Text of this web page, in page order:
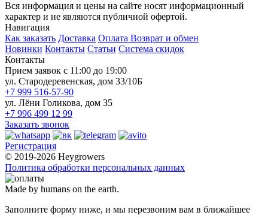
Вся информация и цены на сайте носят информационный
характер и не являются публичной офертой.
Навигация
Как заказать Доставка Оплата Возврат и обмен
Новинки Контакты Статьи Система скидок
Контакты
Прием заявок с 11:00 до 19:00
ул. Стародеревенская, дом 33/10Б
+7 999 516-57-90
ул. Лёни Голикова, дом 35
+7 996 499 12 99
Заказать звонок
Регистрация
© 2019-2026 Heygrowers
Политика обработки персональных данных
Made by humans on the earth.
Заполните форму ниже, и мы перезвоним вам в ближайшее